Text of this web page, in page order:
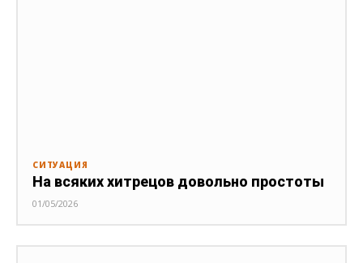
СИТУАЦИЯ
На всяких хитрецов довольно простоты
01/05/2026